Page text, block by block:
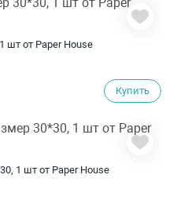
шт от Paper House
Купить
1 шт от Paper House